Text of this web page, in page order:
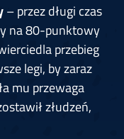
– przez długi czas
na 80-punktowy
przebieg
legi, by zaraz
mu przewaga
złudzeń,